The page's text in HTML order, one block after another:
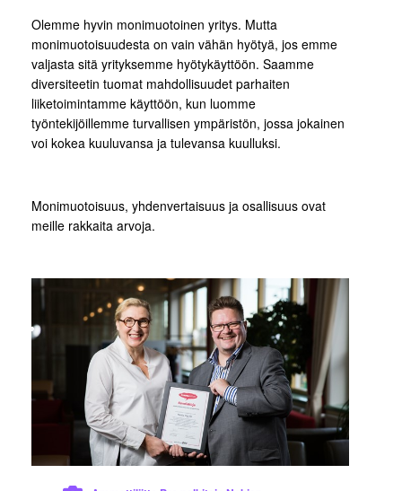
Olemme hyvin monimuotoinen yritys. Mutta
monimuotoisuudesta on vain vähän hyötyä, jos emme
valjasta sitä yrityksemme hyötykäyttöön. Saamme
diversiteetin tuomat mahdollisuudet parhaiten
liiketoimintamme käyttöön, kun luomme
työntekijöillemme turvallisen ympäristön, jossa jokainen
voi kokea kuuluvansa ja tulevansa kuulluksi.
Monimuotoisuus, yhdenvertaisuus ja osallisuus ovat
meille rakkaita arvoja.